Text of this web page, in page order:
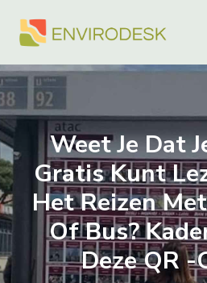
naar
Weet Je Dat
Gratis Kunt
Het Reizen
Of Bus?
Deze QR -